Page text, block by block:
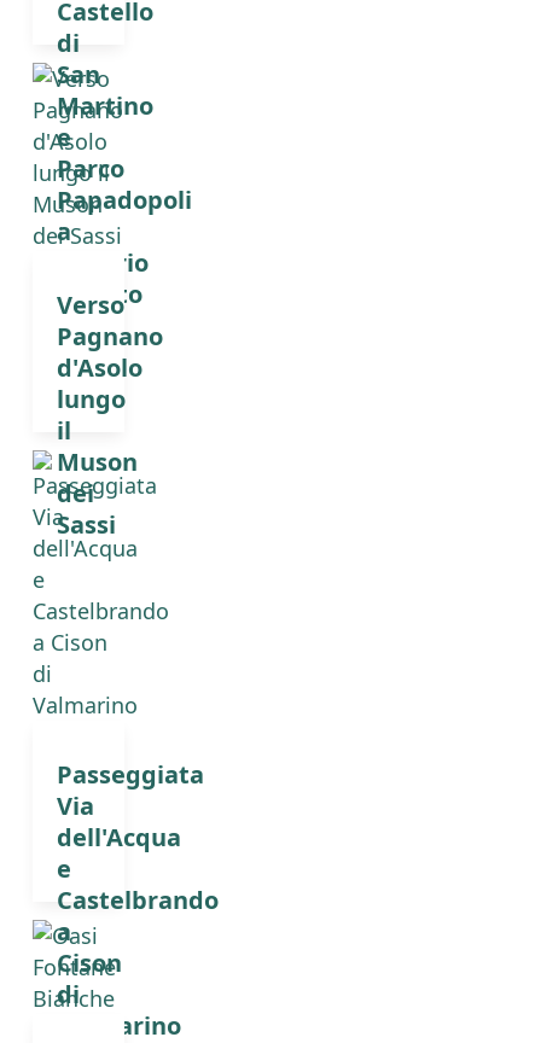
Castello
di
San
Martino
e
Parco
Papadopoli
a
Vittorio
Veneto
Verso
Pagnano
d'Asolo
lungo
il
Muson
dei
Sassi
Passeggiata
Via
dell'Acqua
e
Castelbrando
a
Cison
di
Valmarino